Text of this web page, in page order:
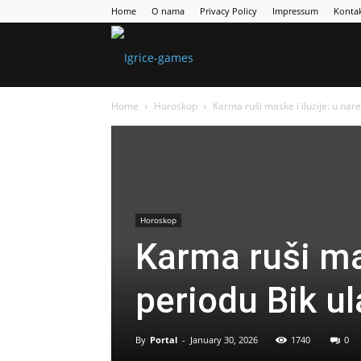
Home O nama Privacy Policy Impressum
Home Horoskop Karma ruši maske i iluzije: u
Horoskop
Karma ruši
periodu Bik
By Portal - January 30, 2026 1740 0